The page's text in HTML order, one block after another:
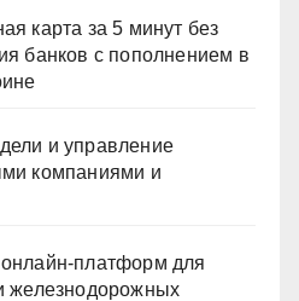
карта за 5 минут без
банков с пополнением в
и управление
компаниями и
платформ для
железнодорожных